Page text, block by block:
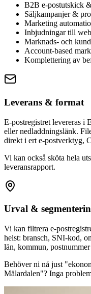
B2B e-postutskick
Säljkampanjer &
Marketing
Inbjudningar till
Marknads- och
Account-based
Komplettering av
Leverans & format
E-postregistret levereras
eller nedladdningslänk.
direkt i ert e-postverktyg,
Vi kan också sköta hela
leveransrapport.
Urval &
Vi kan filtrera e-
helst: bransch, SNI-kod,
län, kommun,
Behöver ni nå just
Mälardalen"? Inga